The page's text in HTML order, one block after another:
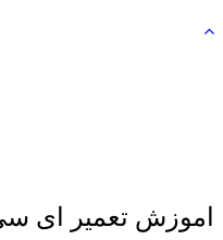
اموزش تعمیر ای